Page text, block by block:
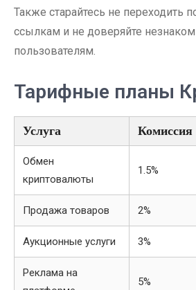
Также старайтесь не переходить
ссылкам и не доверяйте
пользователям.
Тарифные планы
Услуга Комиссия
Обмен
криптовалюты
1.5%
Продажа товаров 2%
Аукционные услуги 3%
Реклама на
5%